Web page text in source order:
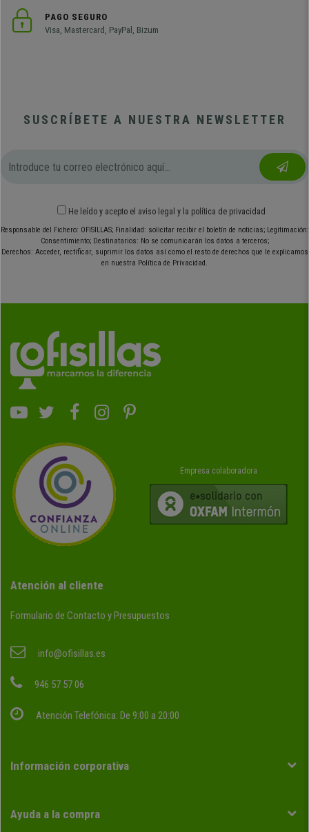
PAGO SEGURO
Visa, Mastercard, PayPal, Bizum
SUSCRÍBETE A NUESTRA NEWSLETTER
He leído y acepto el aviso legal y la política de privacidad
Responsable del Fichero: OFISILLAS; Finalidad: solicitar recibir el boletín de noticias; Legitimación:
Consentimiento; Destinatarios: No se comunicarán los datos a terceros;
Derechos: Acceder, rectificar, suprimir los datos así como el resto de derechos que le explicamos
en nuestra Política de Privacidad.
Empresa colaboradora
Atención al cliente
Formulario de Contacto y Presupuestos
info@ofisillas.es
946 57 57 06
Atención Telefónica: De 9:00 a 20:00
Información corporativa
Ayuda a la compra